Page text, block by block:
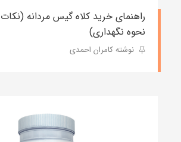
راهنمای خرید کلاه گیس مردانه
نحوه نگهداری)
نوشته کامران احمدی